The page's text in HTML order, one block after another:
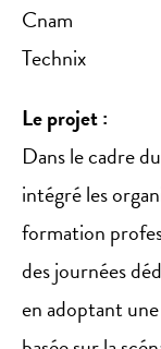
Cnam
Technix
Le projet :
Dans le cadre
intégré les
formation
des journées
en adoptant